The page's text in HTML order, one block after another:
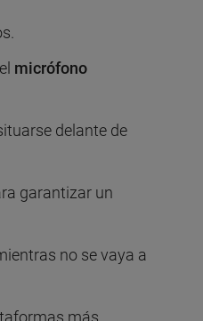
micrófono
delante de
garantizar un
no se vaya a
más